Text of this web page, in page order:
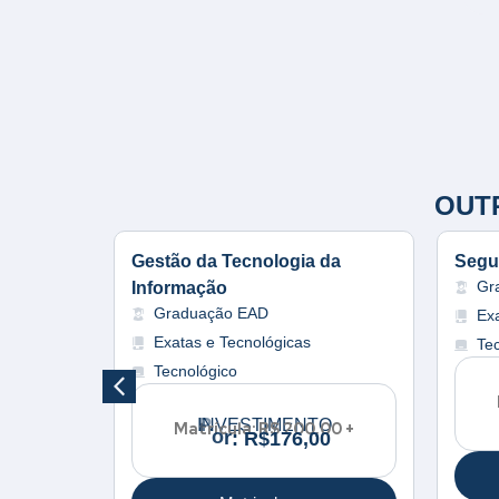
Gestão da Tecnologia da
Informação
Graduação EAD
Exatas e Tecnológicas
Tecnológico
INVESTIMENTO
Matrícula: R$ 200,00 +
Po